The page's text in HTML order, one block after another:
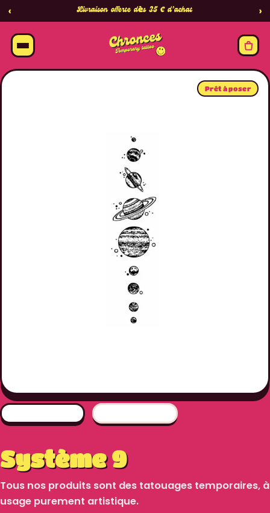
‹ Livraison offerte dès 35 € d’achat ›
Prêt à poser
Système 9
Tous nos produits sont des tatouages temporaires, à
usage purement artistique.